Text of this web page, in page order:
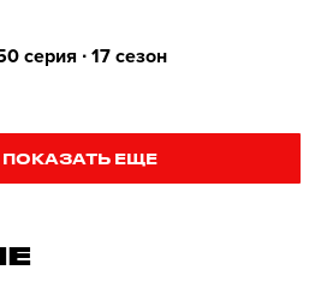
серия ∙ 17 сезон
ПОКАЗАТЬ ЕЩЕ